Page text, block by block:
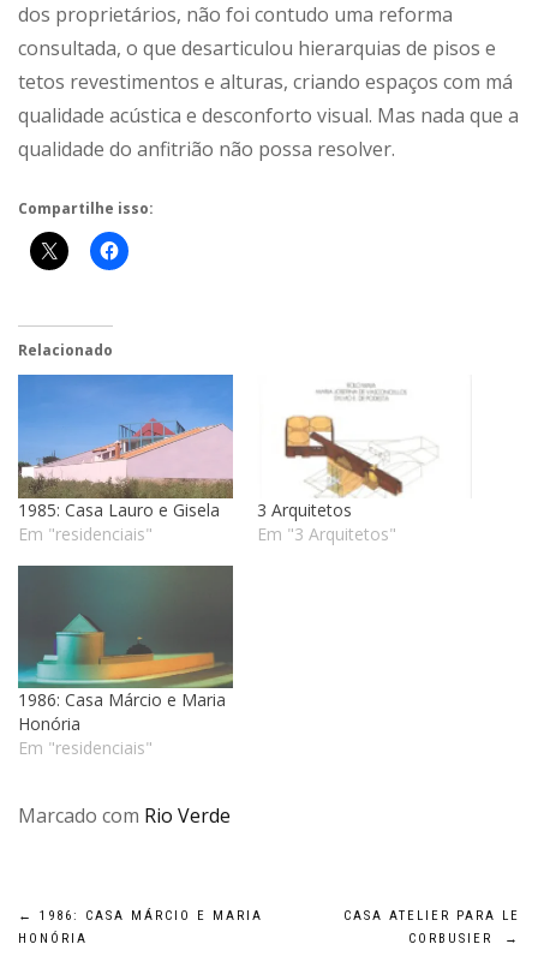
dos proprietários, não foi contudo uma reforma
consultada, o que desarticulou hierarquias de pisos e
tetos revestimentos e alturas, criando espaços com má
qualidade acústica e desconforto visual. Mas nada que a
qualidade do anfitrião não possa resolver.
Compartilhe isso:
Relacionado
1985: Casa Lauro e Gisela
Em "residenciais"
3 Arquitetos
Em "3 Arquitetos"
1986: Casa Márcio e Maria
Honória
Em "residenciais"
Marcado com Rio Verde
Navegação
←
1986: CASA MÁRCIO E MARIA
HONÓRIA
CASA ATELIER PARA LE
CORBUSIER
→